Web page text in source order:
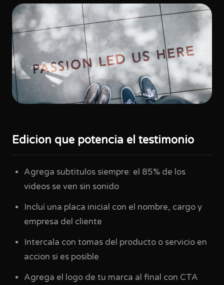
Edicion que potencia el testimonio
Agrega subtitulos siempre: el 85% de los
videos se ven sin sonido
Incluí una placa inicial con el nombre, cargo y
empresa del cliente
Intercala con tomas del producto o servicio en
accion si es posible
Agrega el logo de tu marca al final con CTA